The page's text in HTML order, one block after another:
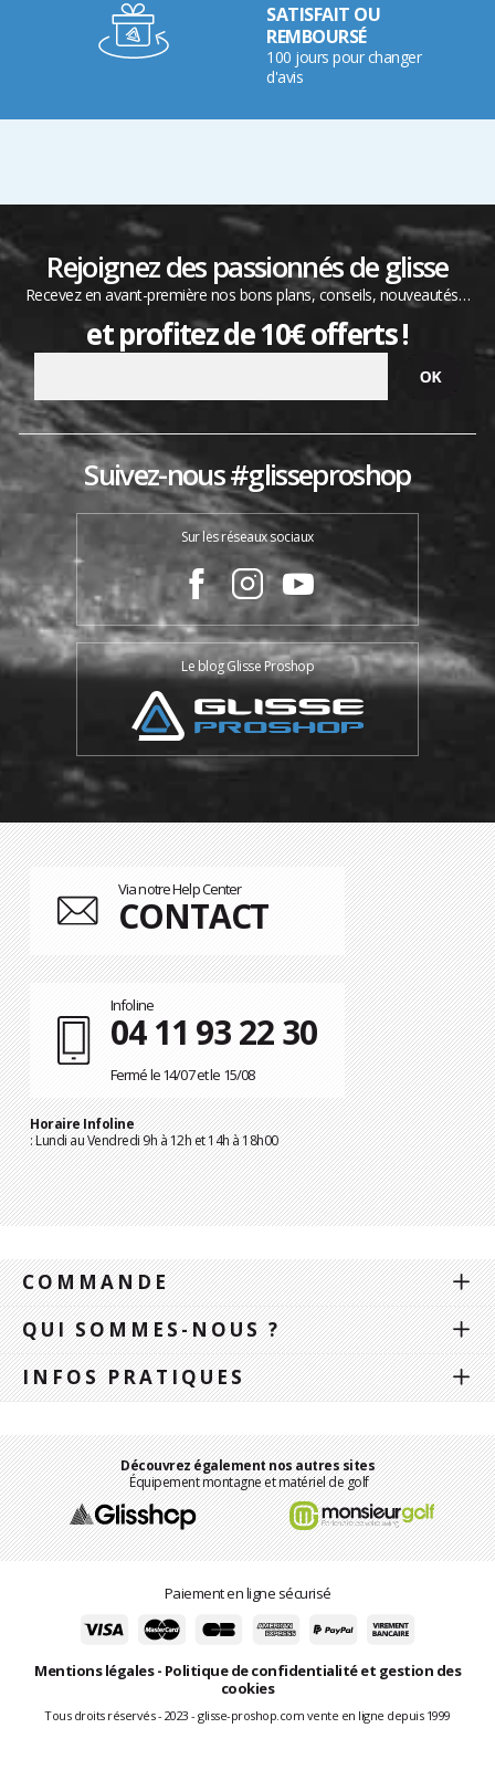
SATISFAIT OU
REMBOURSÉ
100 jours pour changer
d'avis
Rejoignez des passionnés de glisse
Recevez en avant-première nos bons plans, conseils, nouveautés…
et profitez de 10€ offerts !
Suivez-nous #glisseproshop
Sur les réseaux sociaux
Le blog Glisse Proshop
Via notre Help Center
CONTACT
Infoline
04 11 93 22 30
Fermé le 14/07 et le 15/08
Horaire Infoline
: Lundi au Vendredi 9h à 12h et 14h à 18h00
COMMANDE
QUI SOMMES-NOUS ?
INFOS PRATIQUES
Découvrez également nos autres sites
Équipement montagne et matériel de golf
Paiement en ligne sécurisé
Mentions légales- Politique de confidentialité et gestion des
cookies
Tous droits réservés - 2023 - glisse-proshop.com vente en ligne depuis 1999